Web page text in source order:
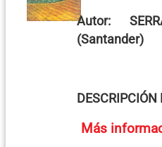
Autor:
(Santander)
Más